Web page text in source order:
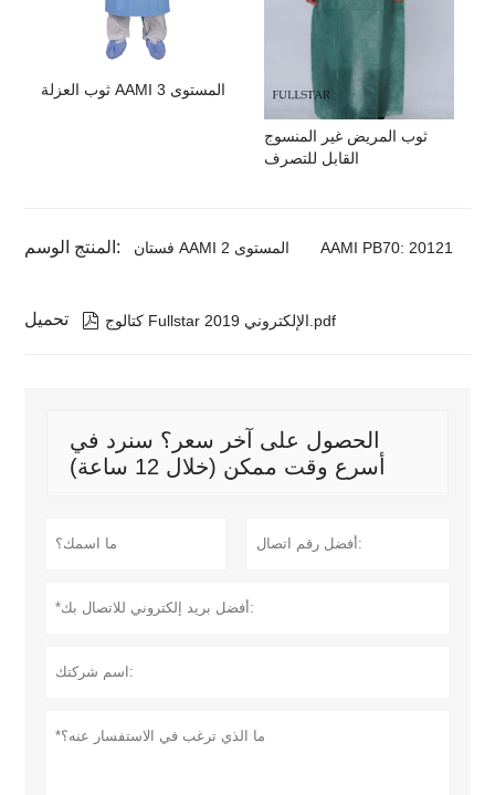
ثوب العزلة AAMI المستوى 3
ثوب المريض غير المنسوج
القابل للتصرف
المنتج الوسم: فستان AAMI المستوى 2 AAMI PB70: 20121
تحميل  كتالوج Fullstar الإلكتروني 2019.pdf
الحصول على آخر سعر؟ سنرد في
أسرع وقت ممكن (خلال 12 ساعة)